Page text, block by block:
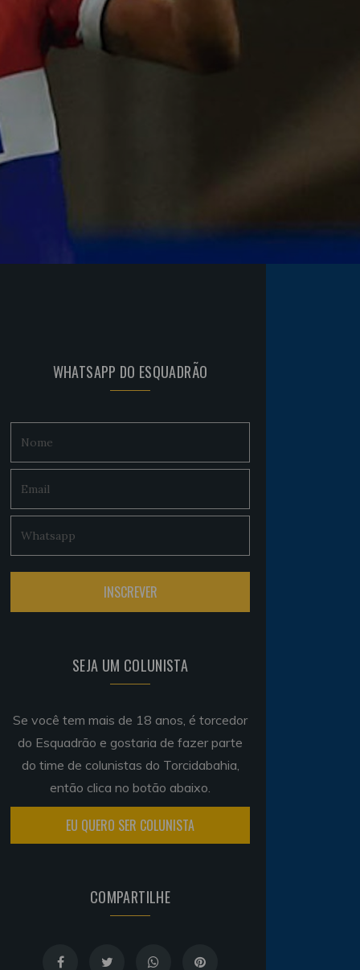
WHATSAPP DO ESQUADRÃO
SEJA UM COLUNISTA
Se você tem mais de 18 anos, é torcedor
do Esquadrão e gostaria de fazer parte
do time de colunistas do Torcidabahia,
então clica no botão abaixo.
EU QUERO SER COLUNISTA
COMPARTILHE